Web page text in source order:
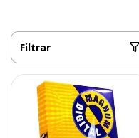
Filtrar